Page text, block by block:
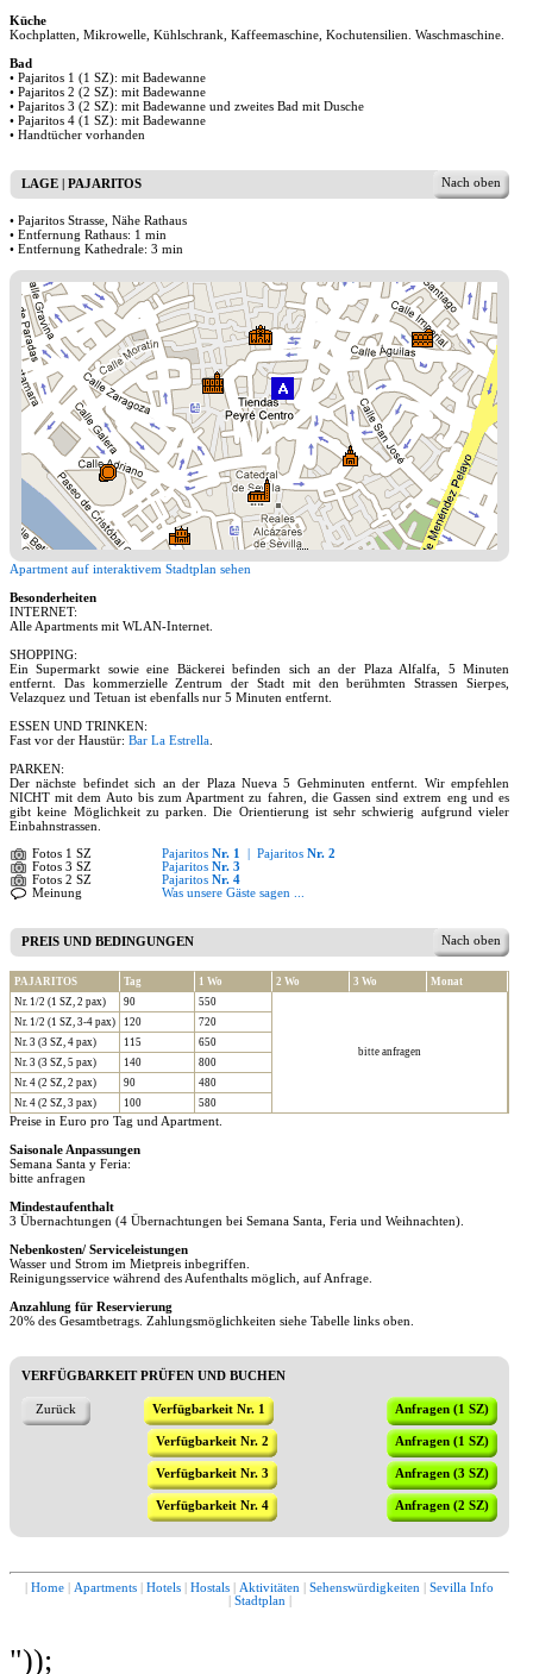
Küche
Kochplatten, Mikrowelle, Kühlschrank, Kaffeemaschine, Kochutensilien. Waschmaschine.
Bad
• Pajaritos 1 (1 SZ): mit Badewanne
• Pajaritos 2 (2 SZ): mit Badewanne
• Pajaritos 3 (2 SZ): mit Badewanne und zweites Bad mit Dusche
• Pajaritos 4 (1 SZ): mit Badewanne
• Handtücher vorhanden
Nach oben
LAGE | PAJARITOS
• Pajaritos Strasse, Nähe Rathaus
• Entfernung Rathaus: 1 min
• Entfernung Kathedrale: 3 min
Apartment auf interaktivem Stadtplan sehen
Besonderheiten
INTERNET:
Alle Apartments mit WLAN-Internet.
SHOPPING:
Ein Supermarkt sowie eine Bäckerei befinden sich an der Plaza Alfalfa, 5 Minuten
entfernt. Das kommerzielle Zentrum der Stadt mit den berühmten Strassen Sierpes,
Velazquez und Tetuan ist ebenfalls nur 5 Minuten entfernt.
ESSEN UND TRINKEN:
Fast vor der Haustür: Bar La Estrella
PARKEN:
Der nächste befindet sich an der Plaza Nueva 5 Gehminuten entfernt. Wir empfehlen
NICHT mit dem Auto bis zum Apartment zu fahren, die Gassen sind extrem eng und es
gibt keine Möglichkeit zu parken. Die Orientierung ist sehr schwierig aufgrund vieler
Einbahnstrassen.
Fotos 1 SZ Pajaritos Nr. 1 Pajaritos Nr. 2
Fotos 3 SZ
Pajaritos Nr. 3
Fotos 2 SZ
Pajaritos Nr. 4
Meinung
Was unsere Gäste sagen ...
Nach oben
PREIS UND BEDINGUNGEN
PAJARITOS Tag 1 Wo 2 Wo 3 Wo
Monat
Nr. 1/2 (1 SZ, 2 pax)
90 550
bitte anfragen
Nr. 1/2 (1 SZ, 3-4 pax) 120
720
Nr. 3 (3 SZ, 4 pax)
115
650
Nr. 3 (3 SZ, 5 pax)
140
800
Nr. 4 (2 SZ, 2 pax)
90
480
Nr. 4 (2 SZ, 3 pax)
100 580
Preise in Euro pro Tag und Apartment.
Saisonale Anpassungen
Semana Santa y Feria:
bitte anfragen
Mindestaufenthalt
3 Übernachtungen (4 Übernachtungen bei Semana Santa, Feria und Weihnachten).
Nebenkosten/ Serviceleistungen
Wasser und Strom im Mietpreis inbegriffen.
Reinigungsservice während des Aufenthalts möglich, auf Anfrage.
Anzahlung für Reservierung
20% des Gesamtbetrags. Zahlungsmöglichkeiten siehe Tabelle links oben.
VERFÜGBARKEIT PRÜFEN UND BUCHEN
Zurück Verfügbarkeit Nr. 1 Anfragen (1 SZ)
Verfügbarkeit Nr. 2 Anfragen (1 SZ)
Verfügbarkeit Nr. 3 Anfragen (3 SZ)
Verfügbarkeit Nr. 4 Anfragen (2 SZ)
Home Apartments Hotels Hostals Aktivitäten Sehenswürdigkeiten
Sevilla Info
Stadtplan
"));